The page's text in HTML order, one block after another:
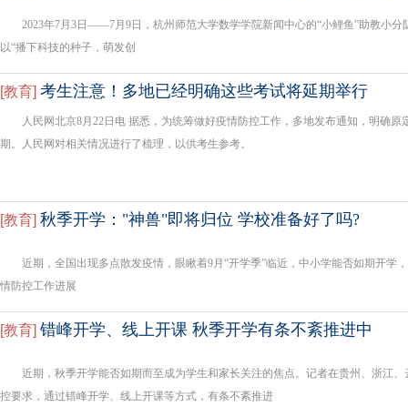
2023年7月3日——7月9日，杭州师范大学数学学院新闻中心的“小鲤鱼”助教小分
以“播下科技的种子，萌发创
[教育] 考生注意！多地已经明确这些考试将延期举行
人民网北京8月22日电 据悉，为统筹做好疫情防控工作，多地发布通知，明确原
期。人民网对相关情况进行了梳理，以供考生参考。
[教育] 秋季开学："神兽"即将归位 学校准备好了吗?
近期，全国出现多点散发疫情，眼瞅着9月“开学季”临近，中小学能否如期开学，
情防控工作进展
[教育] 错峰开学、线上开课 秋季开学有条不紊推进中
近期，秋季开学能否如期而至成为学生和家长关注的焦点。记者在贵州、浙江、
控要求，通过错峰开学、线上开课等方式，有条不紊推进